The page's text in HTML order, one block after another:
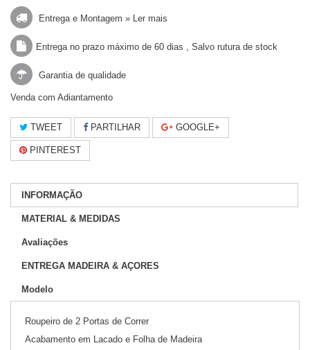
Entrega e Montagem » Ler mais
Entrega no prazo máximo de 60 dias , Salvo rutura de stock
Garantia de qualidade
Venda com Adiantamento
TWEET PARTILHAR GOOGLE+
PINTEREST
INFORMAÇÃO
MATERIAL & MEDIDAS
Avaliações
ENTREGA MADEIRA & AÇORES
Modelo
Roupeiro de 2 Portas de Correr
Acabamento em Lacado e Folha de Madeira